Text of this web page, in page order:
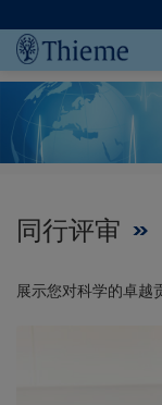
同行评审
展示您对科学的卓越